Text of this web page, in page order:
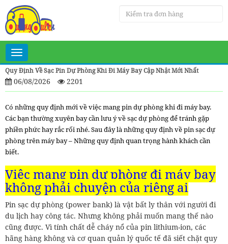
Toggle
navigation
Quy Định Về Sạc Pin Dự Phòng Khi Đi Máy Bay Cập Nhật Mới Nhất
06/08/2026 2201
Có những quy định mới về việc mang pin dự phòng khi đi máy bay.
Các bạn thường xuyên bay cần lưu ý về sạc dự phòng để tránh gặp
phiền phức hay rắc rối nhé. Sau đây là những quy định về pin sạc dự
phòng trên máy bay – Những quy định quan trọng hành khách cần
biết.
Việc mang pin dự phòng đi máy bay
không phải chuyện của riêng ai
Pin sạc dự phòng (power bank) là vật bất ly thân với người đi
du lịch hay công tác. Nhưng không phải muốn mang thế nào
cũng được. Vì tính chất dễ cháy nổ của pin lithium-ion, các
hãng hàng không và cơ quan quản lý quốc tế đã siết chặt quy